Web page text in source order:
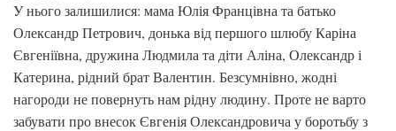
У нього залишилися: мама Юлія Францівна та батько
Олександр Петрович, донька від першого шлюбу Каріна
Євгеніївна, дружина Людмила та діти Аліна, Олександр і
Катерина, рідний брат Валентин. Безсумнівно, жодні
нагороди не повернуть нам рідну людину. Проте не варто
забувати про внесок Євгенія Олександровича у боротьбу з